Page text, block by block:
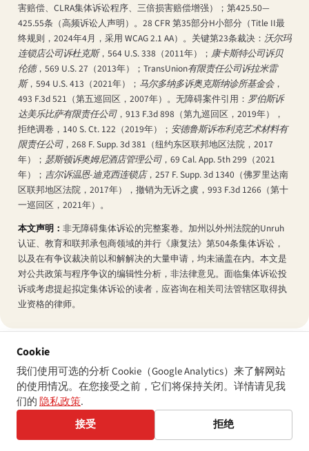
害赔偿、CLRA集体诉讼程序、三倍损害赔偿增强）；第425.50—
425.55条（高频诉讼人声明）。28 CFR 第35部分H小部分（Title II最
终规则，2024年4月，采用 WCAG 2.1 AA）。关键第23条裁决： 沃尔玛
连锁店公司诉杜克斯，564 U.S. 338（2011年）； 康卡斯特公司诉贝
伦德，569 U.S. 27（2013年）； TransUnion有限责任公司诉拉米雷
斯，594 U.S. 413（2021年）； 马尔多纳多诉奥克斯纳诊所基金会，
493 F.3d 521（第五巡回区，2007年）。无障碍案件引用： 罗伯斯诉
达美乐比萨有限责任公司，913 F.3d 898（第九巡回区，2019年），
拒绝调卷，140 S. Ct. 122（2019年）； 安德鲁斯诉布利克艺术材料有
限责任公司，268 F. Supp. 3d 381（纽约东区联邦地区法院，2017
年）； 瑟斯顿诉奥姆尼酒店管理公司，69 Cal. App. 5th 299（2021
年）； 吉尔诉温恩-迪克西连锁店，257 F. Supp. 3d 1340（佛罗里达南
区联邦地区法院，2017年），撤销为无诉之虞，993 F.3d 1266（第十
一巡回区，2021年）。
本文声明： 非无障碍集体诉讼的完整案卷。加州以外州法院的Unruh
认证、教育和联邦承包商领域的并行《康复法》第504条集体诉讼，
以及在有争议裁决前以和解解决的大量申请，均未涵盖在内。本文是
对公共政策与程序争议的编辑性分析，非法律意见。面临集体诉讼投
诉或考虑提起拟定集体诉讼的读者，应咨询在相关司法管辖区取得执
业资格的律师。
标签
ada class-actions us-law
Cookie
我们使用可选的分析 Cookie（Google Analytics）来了解网站
的使用情况。在您接受之前，它们将保持关闭。详情请见我
们的隐私政策.
接受
拒绝